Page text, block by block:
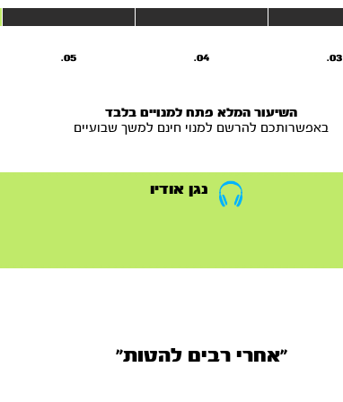
03.
04.
05.
השיעור המלא פתח למנויים בלבד
באפשרותכם להרשם למנוי חינם למשך שבועיים
נגן אודיו
"אחרי רבים להטות"